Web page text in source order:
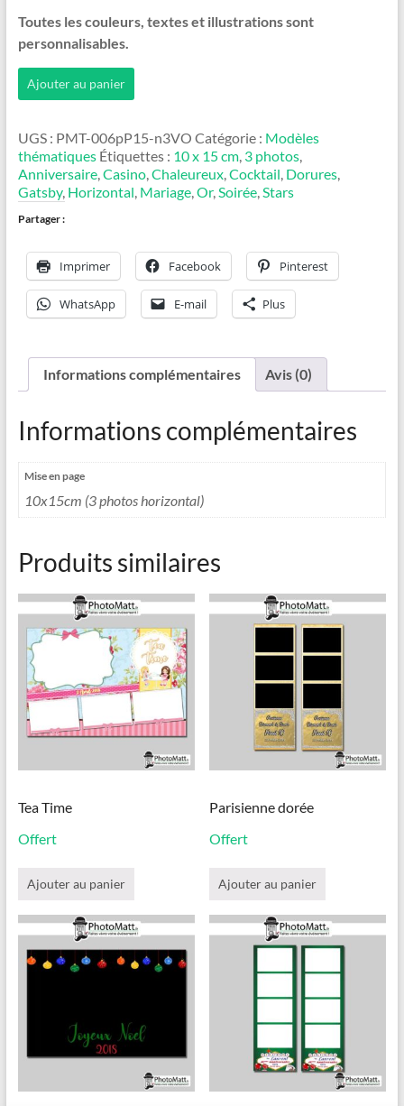
Toutes les couleurs, textes et illustrations sont
personnalisables.
quantité
Ajouter au panier
UGS : PMT-006pP15-n3VO Catégorie : Modèles
thématiques Étiquettes : 10 x 15 cm, 3 photos,
Anniversaire,Casino,Chaleureux,Cocktail, Dorures,
Gatsby, Horizontal, Mariage,Or,Soirée,Stars
Partager :
Imprimer Facebook Pinterest
WhatsApp E-mail Plus
Informations complémentaires Avis (0)
Informations complémentaires
Mise en page
10x15cm (3 photos horizontal)
Produits similaires
Tea Time
Offert
Ajouter au panier
Parisienne dorée
Offert
Ajouter au panier